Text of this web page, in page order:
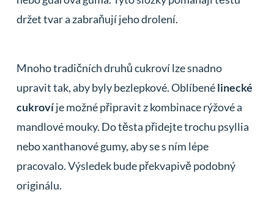
držet tvar a zabraňují jeho drolení.
Mnoho tradičních druhů cukroví lze snadno
upravit tak, aby byly bezlepkové. Oblíbenélinecké
cukrovíje možné připravit z kombinace rýžové a
mandlové mouky. Do těsta přidejte trochu psyllia
nebo xanthanové gumy, aby se s ním lépe
pracovalo. Výsledek bude překvapivě podobný
originálu.